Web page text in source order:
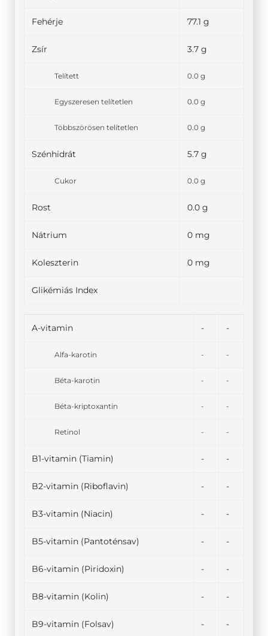
Fehérje 77.1 g
Zsír 3.7 g
Telített 0.0 g
Egyszeresen telítetlen 0.0 g
Többszörösen telítetlen 0.0 g
Szénhidrát 5.7 g
Cukor 0.0 g
Rost 0.0 g
Nátrium 0 mg
Koleszterin 0 mg
Glikémiás Index
A-vitamin - -
Alfa-karotin - -
Béta-karotin - -
Béta-kriptoxantin - -
Retinol - -
B1-vitamin (Tiamin) - -
B2-vitamin (Riboflavin) - -
B3-vitamin (Niacin) - -
B5-vitamin (Pantoténsav) - -
B6-vitamin (Piridoxin) - -
B8-vitamin (Kolin) - -
B9-vitamin (Folsav) - -